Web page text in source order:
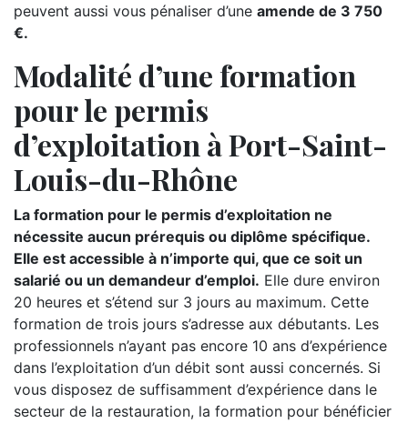
peuvent aussi vous pénaliser d’une amende de 3 750
€.
Modalité d’une formation
pour le permis
d’exploitation à Port-Saint-
Louis-du-Rhône
La formation pour le permis d’exploitation ne
nécessite aucun prérequis ou diplôme spécifique.
Elle est accessible à n’importe qui, que ce soit un
salarié ou un demandeur d’emploi. Elle dure environ
20 heures et s’étend sur 3 jours au maximum. Cette
formation de trois jours s’adresse aux débutants. Les
professionnels n’ayant pas encore 10 ans d’expérience
dans l’exploitation d’un débit sont aussi concernés. Si
vous disposez de suffisamment d’expérience dans le
secteur de la restauration, la formation pour bénéficier